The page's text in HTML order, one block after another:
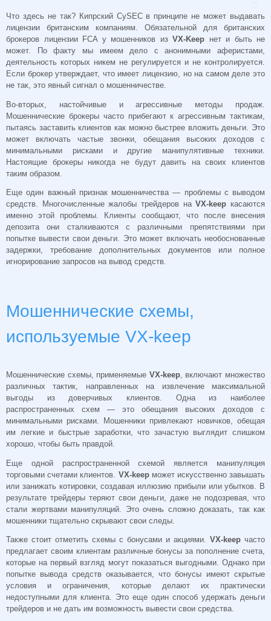
Что здесь не так? Кипрский CySEC в принципе не может выдавать
лицензии британским компаниям. Обязательной для британских
брокеров лицензии FCA у мошенников из VX-Keep нет и быть не
может. По факту мы имеем дело с анонимными аферистами,
деятельность которых никем не регулируется и не контролируется.
Если брокер утверждает, что имеет лицензию, но на самом деле это
не так, это явный сигнал о мошенничестве.
Во-вторых, настойчивые и агрессивные методы продаж.
Мошеннические брокеры часто прибегают к агрессивным тактикам,
пытаясь заставить клиентов как можно быстрее вложить деньги. Это
может включать частые звонки, обещания высоких доходов с
минимальными рисками и другие манипулятивные техники.
Настоящие брокеры никогда не будут давить на своих клиентов
таким образом.
Еще один важный признак мошенничества — проблемы с выводом
средств. Многочисленные жалобы трейдеров наVX-keep касаются
именно этой проблемы. Клиенты сообщают, что после внесения
депозита они сталкиваются с различными препятствиями при
попытке вывести свои деньги. Это может включать необоснованные
задержки, требование дополнительных документов или полное
игнорирование запросов на вывод средств.
Мошеннические схемы,
используемые VX-keep
Мошеннические схемы, применяемые VX-keep, включают множество
различных тактик, направленных на извлечение максимальной
выгоды из доверчивых клиентов. Одна из наиболее
распространенных схем — это обещания высоких доходов с
минимальными рисками. Мошенники привлекают новичков, обещая
им легкие и быстрые заработки, что зачастую выглядит слишком
хорошо, чтобы быть правдой.
Еще одной распространенной схемой является манипуляция
торговыми счетами клиентов. VX-keepможет искусственно завышать
или занижать котировки, создавая иллюзию прибыли или убытков. В
результате трейдеры теряют свои деньги, даже не подозревая, что
стали жертвами манипуляций. Это очень сложно доказать, так как
мошенники тщательно скрывают свои следы.
Также стоит отметить схемы с бонусами и акциями. VX-keep часто
предлагает своим клиентам различные бонусы за пополнение счета,
которые на первый взгляд могут показаться выгодными. Однако при
попытке вывода средств оказывается, что бонусы имеют скрытые
условия и ограничения, которые делают их практически
недоступными для клиента. Это еще один способ удержать деньги
трейдеров и не дать им возможность вывести свои средства.